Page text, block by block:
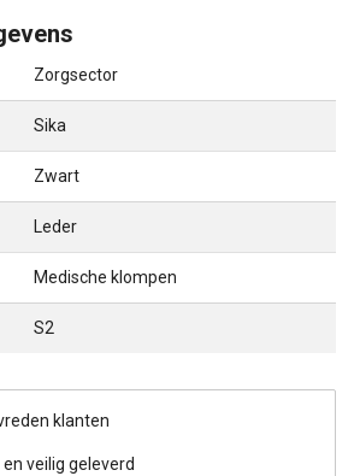
klanten
veilig geleverd
Zorgsector
Sika
Zwart
Leder
Medische klompen
S2